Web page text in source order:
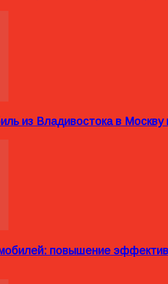
из Владивостока в
повышение